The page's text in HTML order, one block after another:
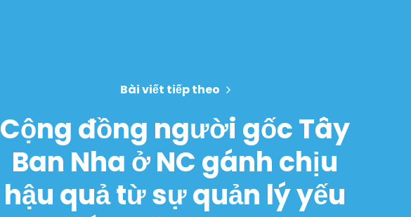
Bài viết tiếp theo
Cộng đồng người gốc Tây
Ban Nha ở NC gánh chịu
hậu quả từ sự quản lý yếu